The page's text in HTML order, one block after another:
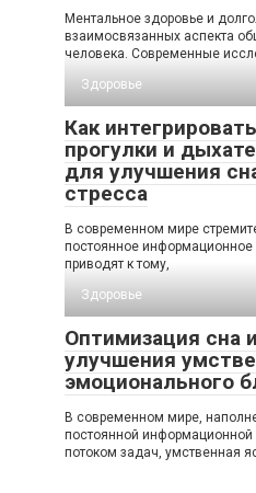
Ментальное здоровье и
взаимосвязанных аспекта
человека. Современные
Здоровье
Как
прогулки и
для улучшения
стресса
В современном мире
постоянное информационное
приводят к тому,
Здоровье
Оптимизация сна
улучшения
эмоционального
В современном мире,
постоянной
потоком задач, умственная